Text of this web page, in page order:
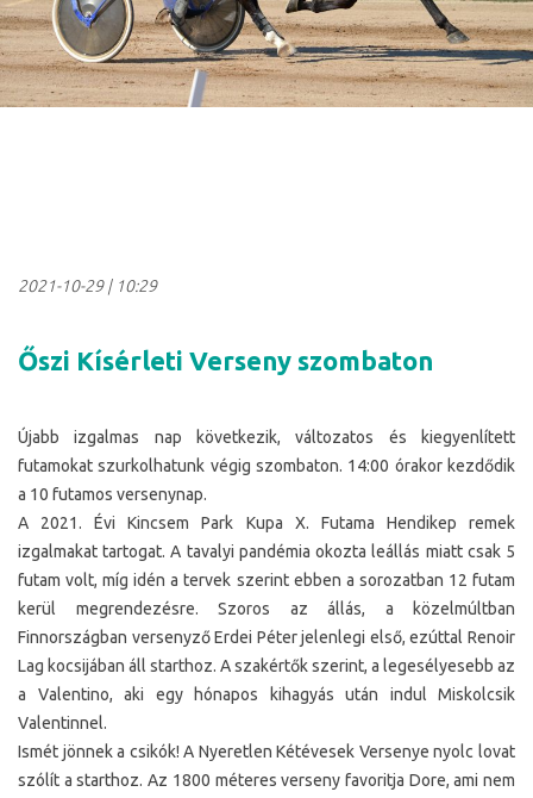
2021-10-29| 10:29
Őszi Kísérleti Verseny szombaton
Újabb izgalmas nap következik, változatos és kiegyenlített
futamokat szurkolhatunk végig szombaton. 14:00 órakor kezdődik
a 10 futamos versenynap.
A 2021. Évi Kincsem Park Kupa X. Futama Hendikep remek
izgalmakat tartogat. A tavalyi pandémia okozta leállás miatt csak 5
futam volt, míg idén a tervek szerint ebben a sorozatban 12 futam
kerül megrendezésre. Szoros az állás, a közelmúltban
Finnországban versenyző Erdei Péter jelenlegi első, ezúttal Renoir
Lag kocsijában áll starthoz. A szakértők szerint, a legesélyesebb az
a Valentino, aki egy hónapos kihagyás után indul Miskolcsik
Valentinnel.
Ismét jönnek a csikók! A Nyeretlen Kétévesek Versenye nyolc lovat
szólít a starthoz. Az 1800 méteres verseny favoritja Dore, ami nem